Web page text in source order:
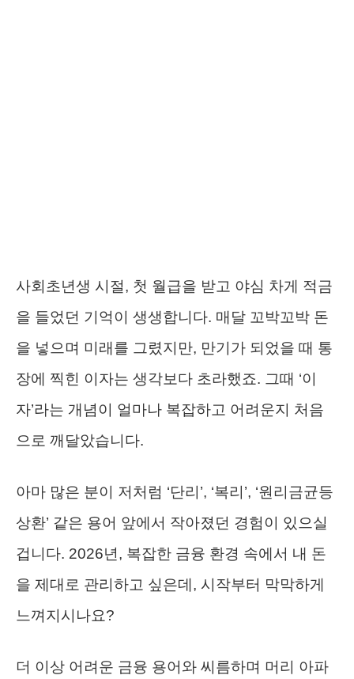
사회초년생 시절, 첫 월급을 받고 야심 차게 적금
을 들었던 기억이 생생합니다. 매달 꼬박꼬박 돈
을 넣으며 미래를 그렸지만, 만기가 되었을 때 통
장에 찍힌 이자는 생각보다 초라했죠. 그때 ‘이
자’라는 개념이 얼마나 복잡하고 어려운지 처음
으로 깨달았습니다.
아마 많은 분이 저처럼 ‘단리’, ‘복리’, ‘원리금균등
상환’ 같은 용어 앞에서 작아졌던 경험이 있으실
겁니다. 2026년, 복잡한 금융 환경 속에서 내 돈
을 제대로 관리하고 싶은데, 시작부터 막막하게
느껴지시나요?
더 이상 어려운 금융 용어와 씨름하며 머리 아파